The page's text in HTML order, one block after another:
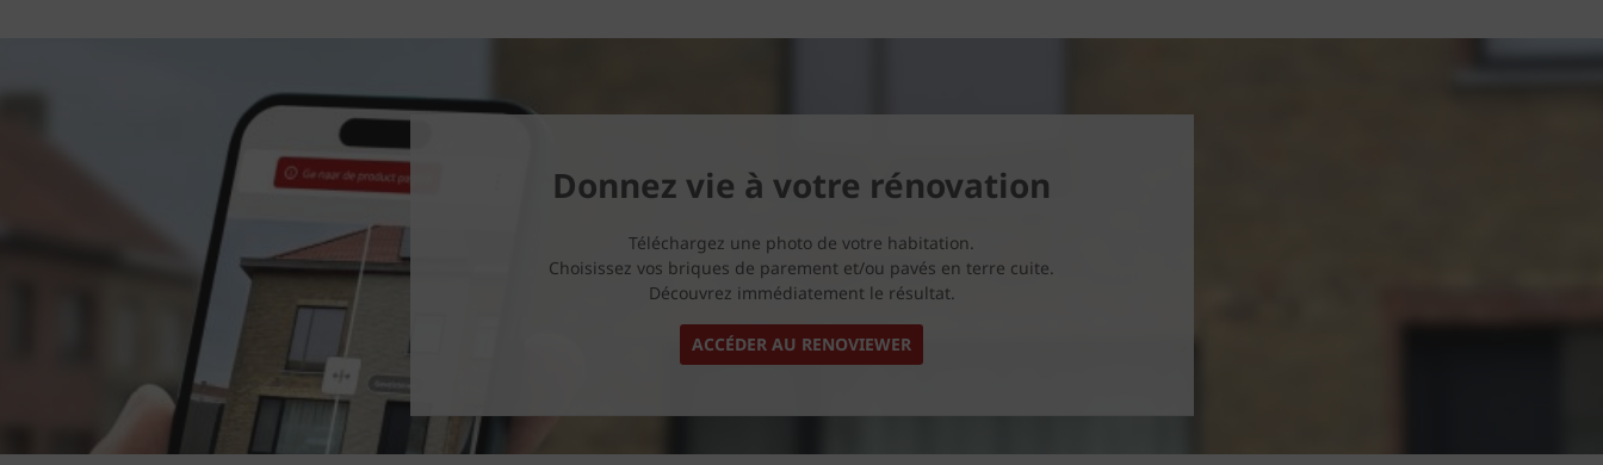
Donnez vie à votre rénovation
Téléchargez une photo de votre habitation.
Choisissez vos briques de parement et/ou pavés en terre cuite.
Découvrez immédiatement le résultat.
ACCÉDER AU RENOVIEWER